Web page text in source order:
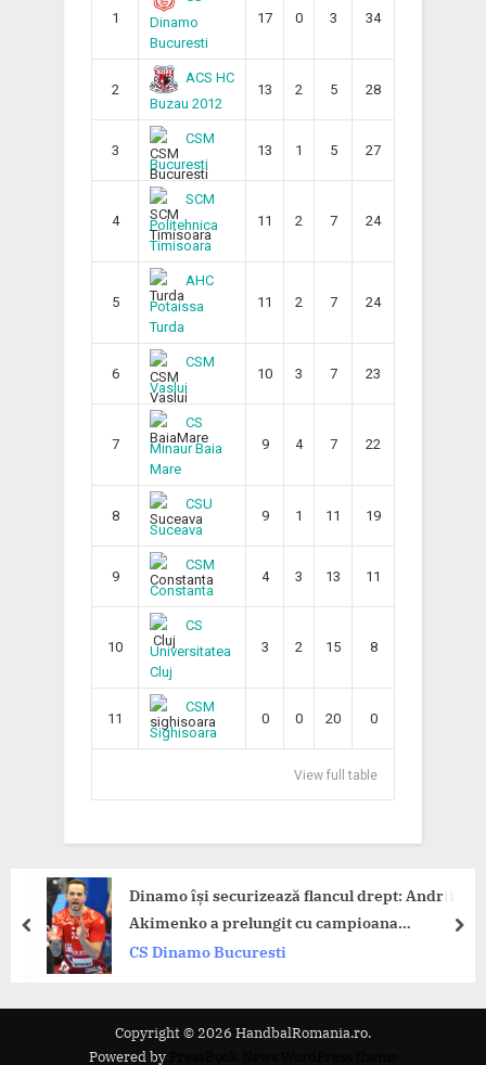
1
Dinamo
Bucuresti
17 0 3 34
2
ACS HC
Buzau 2012
13 2 5 28
3
CSM
Bucuresti
13 1 5 27
4
SCM
Politehnica
Timisoara
11 2 7 24
5
AHC
Potaissa
Turda
11 2 7 24
6
CSM
Vaslui
10 3 7 23
7
CS
Minaur Baia
Mare
9 4 7 22
8
CSU
Suceava
9 1 11 19
9
CSM
Constanta
4 3 13 11
10
CS
Universitatea
Cluj
3 2 15 8
11
CSM
Sighisoara
0 0 20 0
View full table
Dinamo își securizează flancul drept: Andrii
Akimenko a prelungit cu campioana
României!
CS Dinamo Bucuresti
prev
Copyright © 2026 HandbalRomania.ro.
Powered by